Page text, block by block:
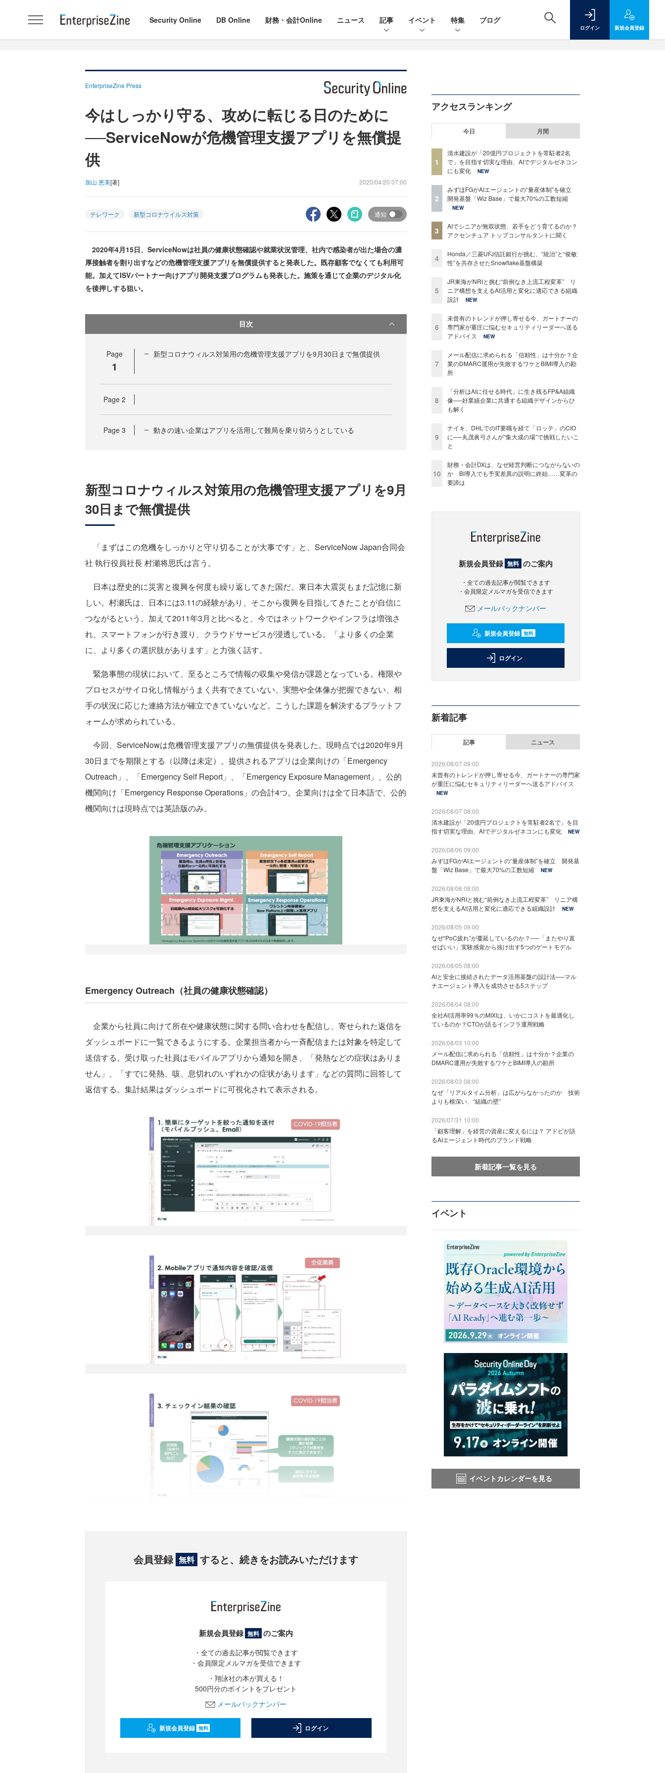
Security Online DB Online 財務・会計Online ニュース 記事 イベント 特集 ブログ
ログイン 新規会員登録
EnterpriseZine Press
今はしっかり守る、攻めに転じる日のために
──ServiceNowが危機管理支援アプリを無償提
供
加山 恵美[著] 2020/04/20 07:00
テレワーク 新型コロナウイルス対策 通知
2020年4月15日、ServiceNowは社員の健康状態確認や就業状況管理、社内で感染者が出た場合の濃
厚接触者を割り出すなどの危機管理支援アプリを無償提供すると発表した。既存顧客でなくても利用可
能。加えてISVパートナー向けアプリ開発支援プログラムも発表した。施策を通じて企業のデジタル化
を後押しする狙い。
目次
Page
1
新型コロナウィルス対策用の危機管理支援アプリを9月30日まで無償提供
Page 2
Page 3 動きの速い企業はアプリを活用して難局を乗り切ろうとしている
新型コロナウィルス対策用の危機管理支援アプリを9月
30日まで無償提供
「まずはこの危機をしっかりと守り切ることが大事です」と、ServiceNow Japan合同会
社 執行役員社長 村瀬将思氏は言う。
日本は歴史的に災害と復興を何度も繰り返してきた国だ。東日本大震災もまだ記憶に新
しい。村瀬氏は、日本には3.11の経験があり、そこから復興を目指してきたことが自信に
つながるという。加えて2011年3月と比べると、今ではネットワークやインフラは増強さ
れ、スマートフォンが行き渡り、クラウドサービスが浸透している。「より多くの企業
に、より多くの選択肢があります」と力強く話す。
緊急事態の現状において、至るところで情報の収集や発信が課題となっている。権限や
プロセスがサイロ化し情報がうまく共有できていない、実態や全体像が把握できない、相
手の状況に応じた連絡方法が確立できていないなど。こうした課題を解決するプラットフ
ォームが求められている。
今回、ServiceNowは危機管理支援アプリの無償提供を発表した。現時点では2020年9月
30日までを期限とする（以降は未定）。提供されるアプリは企業向けの「Emergency
Outreach」、「Emergency Self Report」、「Emergency Exposure Management」、公的
機関向け「Emergency Response Operations」の合計4つ。企業向けは全て日本語で、公的
機関向けは現時点では英語版のみ。
Emergency Outreach（社員の健康状態確認）
企業から社員に向けて所在や健康状態に関する問い合わせを配信し、寄せられた返信を
ダッシュボードに一覧できるようにする。企業担当者から一斉配信または対象を特定して
送信する。受け取った社員はモバイルアプリから通知を開き、「発熱などの症状はありま
せん」、「すでに発熱、咳、息切れのいずれかの症状があります」などの質問に回答して
返信する。集計結果はダッシュボードに可視化されて表示される。
会員登録 無料 すると、続きをお読みいただけます
新規会員登録 無料 のご案内
・全ての過去記事が閲覧できます
・会員限定メルマガを受信できます
・翔泳社の本が買える！
500円分のポイントをプレゼント
メールバックナンバー
新規会員登録 無料 ログイン
アクセスランキング
今日 月間
1
清水建設が「20億円プロジェクトを常駐者2名
で」を目指す切実な理由、AIでデジタルゼネコン
にも変化
NEW
2
みずほFGがAIエージェントの“量産体制”を確立
開発基盤「Wiz Base」で最大70%の工数短縮
NEW
3
AIでシニアが無双状態、若手をどう育てるのか？
アクセンチュア トップコンサルタントに聞く
4
Honda／三菱UFJ信託銀行が挑む、“統治”と“俊敏
性”を共存させたSnowflake基盤構築
5
JR東海がNRIと挑む“前例なき上流工程変革” リ
ニア構想を支えるAI活用と変化に適応できる組織
設計
NEW
6
未曾有のトレンドが押し寄せる今、ガートナーの
専門家が重圧に悩むセキュリティリーダーへ送る
アドバイス
NEW
7
メール配信に求められる「信頼性」は十分か？企
業のDMARC運用が失敗するワケとBIMI導入の勘
所
8
「分析はAIに任せる時代」に生き残るFP&A組織
像──好業績企業に共通する組織デザインからひ
も解く
9
ナイキ、DHLでのIT要職を経て「ロッテ」のCIO
に──丸茂眞弓さんが“集大成の場”で挑戦したいこ
と
10
財務・会計DXは、なぜ経営判断につながらないの
か BI導入でも予実差異の説明に終始……変革の
要諦は
新規会員登録 無料 のご案内
・全ての過去記事が閲覧できます
・会員限定メルマガを受信できます
メールバックナンバー
新規会員登録 無料
ログイン
新着記事
記事 ニュース
2026/08/07 09:00
未曾有のトレンドが押し寄せる今、ガートナーの専門家
が重圧に悩むセキュリティリーダーへ送るアドバイス
NEW
2026/08/07 08:00
清水建設が「20億円プロジェクトを常駐者2名で」を目
指す切実な理由、AIでデジタルゼネコンにも変化
NEW
2026/08/06 09:00
みずほFGがAIエージェントの“量産体制”を確立 開発基
盤「Wiz Base」で最大70%の工数短縮
NEW
2026/08/06 08:00
JR東海がNRIと挑む“前例なき上流工程変革” リニア構
想を支えるAI活用と変化に適応できる組織設計
NEW
2026/08/05 09:00
なぜ“PoC疲れ”が蔓延しているのか？──「またやり直
せばいい」実験感覚から抜け出す5つのゲートモデル
2026/08/05 08:00
AIと安全に接続されたデータ活用基盤の設計法──マル
チエージェント導入を成功させる5ステップ
2026/08/04 08:00
全社AI活用率99％のMIXIは、いかにコストを最適化し
ているのか？CTOが語るインフラ運用戦略
2026/08/03 10:00
メール配信に求められる「信頼性」は十分か？企業の
DMARC運用が失敗するワケとBIMI導入の勘所
2026/08/03 08:00
なぜ「リアルタイム分析」は広がらなかったのか 技術
よりも根深い、“組織の壁”
2026/07/31 10:00
「顧客理解」を経営の資産に変えるには？ アドビが語
るAIエージェント時代のブランド戦略
新着記事一覧を見る
イベント
イベントカレンダーを見る